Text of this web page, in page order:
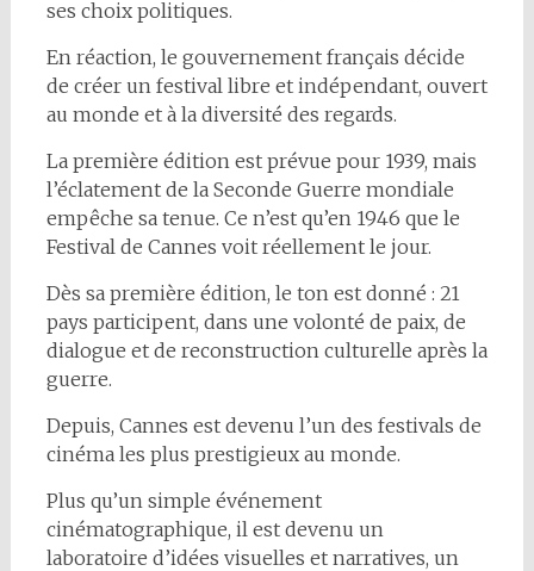
ses choix politiques.
En réaction, le gouvernement français décide
de créer un festival libre et indépendant, ouvert
au monde et à la diversité des regards.
La première édition est prévue pour 1939, mais
l’éclatement de la Seconde Guerre mondiale
empêche sa tenue. Ce n’est qu’en 1946 que le
Festival de Cannes voit réellement le jour.
Dès sa première édition, le ton est donné : 21
pays participent, dans une volonté de paix, de
dialogue et de reconstruction culturelle après la
guerre.
Depuis, Cannes est devenu l’un des festivals de
cinéma les plus prestigieux au monde.
Plus qu’un simple événement
cinématographique, il est devenu un
laboratoire d’idées visuelles et narratives, un